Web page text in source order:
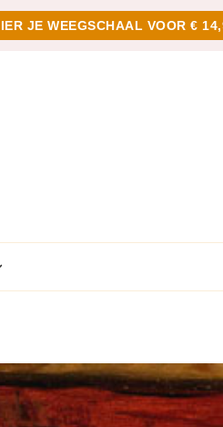
JE WEEGSCHAAL VOOR €